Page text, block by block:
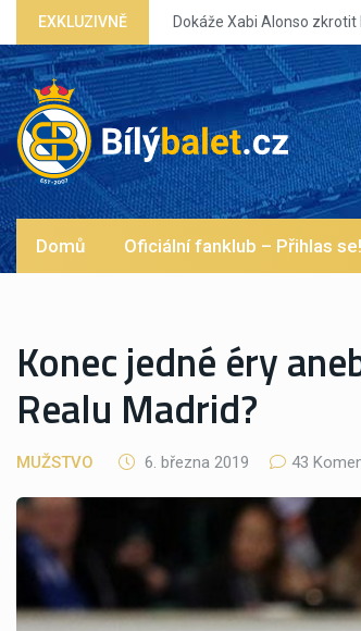
EXKLUZIVNĚDokáže Xabi Alonso zkrotit kabinu
Domů Oficiální fanklub – Přihlas se!
Konec jedné éry
Realu Madrid?
MUŽSTVO 6. března 2019 43